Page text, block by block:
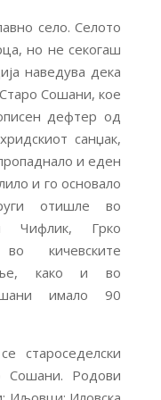
село. Селото
но не секогаш
наведува дека
Сошани, кое
дефтер од
санџак,
и еден
и го основало
отишле во
Чифлик, Грко
кичевските
како и во
имало 90
староседелски
Сошани. Родови